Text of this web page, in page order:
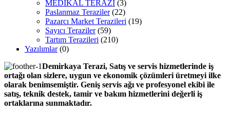
MEDİKAL TERAZİ (3)
Paslanmaz Teraziler (22)
Pazarcı Market Terazileri (19)
Sayıcı Teraziler (59)
Tartım Terazileri (210)
Yazılımlar (0)
Demirkaya Terazi, Satış ve servis hizmetlerinde iş
ortağı olan sizlere, uygun ve ekonomik çözümleri üretmeyi ilke
olarak benimsemiştir. Geniş servis ağı ve profesyonel ekibi ile
satış, teknik destek, tamir ve bakım hizmetlerini değerli iş
ortaklarına sunmaktadır.